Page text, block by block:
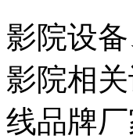
影院设
影院相
线品牌